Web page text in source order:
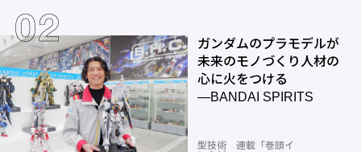
ガンダムのプラモデルが
未来のモノづくり人材の
心に火をつける
―BANDAI SPIRITS
型技術 連載「巻頭イ